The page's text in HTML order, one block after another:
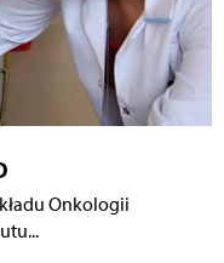
Onkologii